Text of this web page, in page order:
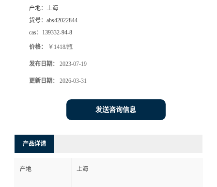
产地： 上海
货号： abs42022844
cas： 139332-94-8
价格： ￥1418/瓶
发布日期： 2023-07-19
更新日期： 2026-03-31
发送咨询信息
产品详请
产地 上海